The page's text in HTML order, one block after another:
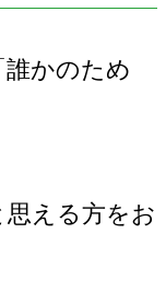
かのため
える方をお